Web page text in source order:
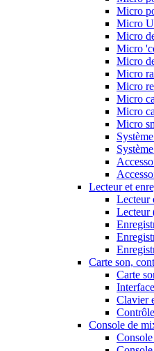
Micro
Micro
Micro
Micro
Micro
Micro
Micro
Micro
Micro
Micro
Lecteur et
Lecteur
Carte son,
Carte
Clavier
Console de